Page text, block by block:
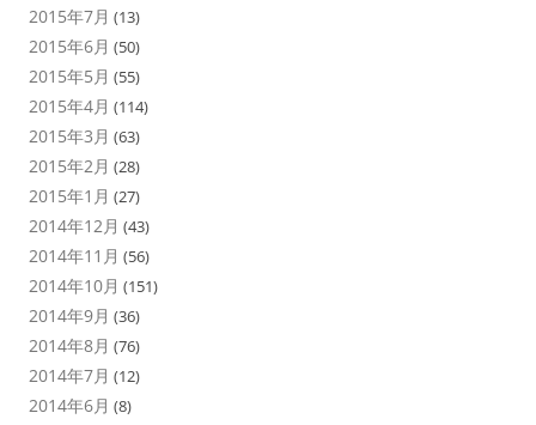
2015年7月 (13)
2015年6月 (50)
2015年5月 (55)
2015年4月 (114)
2015年3月 (63)
2015年2月 (28)
2015年1月 (27)
2014年12月 (43)
2014年11月 (56)
2014年10月 (151)
2014年9月 (36)
2014年8月 (76)
2014年7月 (12)
2014年6月 (8)